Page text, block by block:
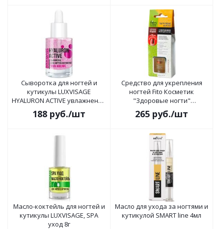
Сыворотка для ногтей и
кутикулы LUXVISAGE
HYALURON ACTIVE увлажнение
10г
188 руб./шт
Средство для укрепления
ногтей Fito Косметик
"Здоровые ногти"
совершенное масло 8мл
265 руб./шт
Масло-коктейль для ногтей и
кутикулы LUXVISAGE, SPA
уход 8г
Масло для ухода за ногтями и
кутикулой SMART line 4мл